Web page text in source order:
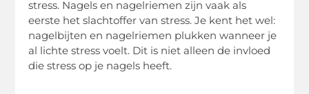
stress. Nagels en nagelriemen zijn vaak als
eerste het slachtoffer van stress. Je kent het wel:
nagelbijten en nagelriemen plukken wanneer je
al lichte stress voelt. Dit is niet alleen de invloed
die stress op je nagels heeft.